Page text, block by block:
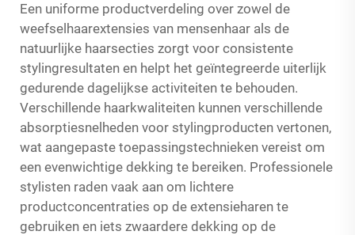
Een uniforme productverdeling over zowel de
weefselhaarextensies van mensenhaar als de
natuurlijke haarsecties zorgt voor consistente
stylingresultaten en helpt het geïntegreerde uiterlijk
gedurende dagelijkse activiteiten te behouden.
Verschillende haarkwaliteiten kunnen verschillende
absorptiesnelheden voor stylingproducten vertonen,
wat aangepaste toepassingstechnieken vereist om
een evenwichtige dekking te bereiken. Professionele
stylisten raden vaak aan om lichtere
productconcentraties op de extensieharen te
gebruiken en iets zwaardere dekking op de